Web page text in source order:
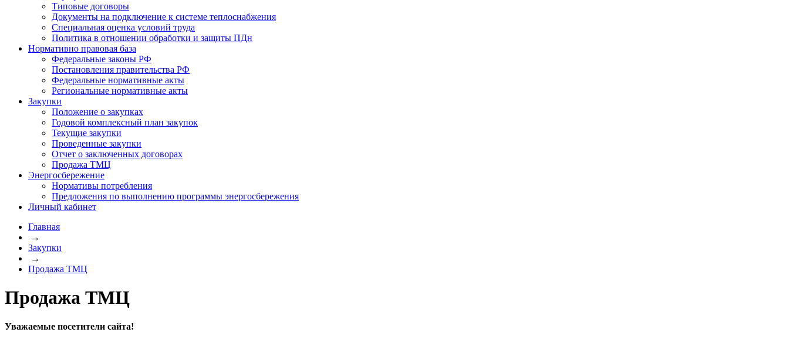
Типовые договоры
Документы на подключение к системе теплоснабжения
Специальная оценка условий труда
Политика в отношении обработки и защиты ПДн
Нормативно правовая база
Федеральные законы РФ
Постановления правительства РФ
Федеральные нормативные акты
Региональные нормативные акты
Закупки
Положение о закупках
Годовой комплексный план закупок
Текущие закупки
Проведенные закупки
Отчет о заключенных договорах
Продажа ТМЦ
Энергосбережение
Нормативы потребления
Предложения по выполнению программы энергосбережения
Личный кабинет
Главная
→
Закупки
→
Продажа ТМЦ
Продажа ТМЦ
Уважаемые посетители сайта!